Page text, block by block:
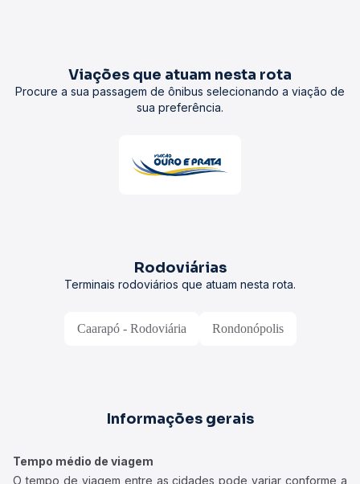
Viações que atuam nesta rota
Procure a sua passagem de ônibus selecionando a viação de
sua preferência.
Rodoviárias
Terminais rodoviários que atuam nesta rota.
Caarapó - Rodoviária Rondonópolis
Informações gerais
Tempo médio de viagem
O tempo de viagem entre as cidades pode variar conforme a